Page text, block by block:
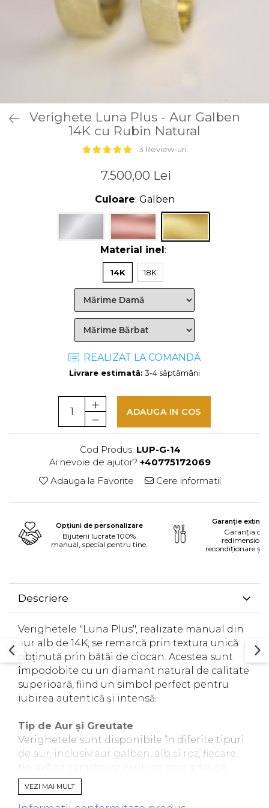
Verighete Luna Plus - Aur Galben
14K cu Rubin Natural
3 Review-uri
7.500,00 Lei
Culoare: Galben
Material inel:
14K 18K
REALIZAT LA COMANDĂ
Livrare estimată: 3-4 săptămâni
ADAUGA IN COS
Cod Produs: LUP-G-14
Ai nevoie de ajutor? +40775172069
Adauga la Favorite
Cere informatii
Opțiuni de personalizare
Bijuterii lucrate 100%
manual, special pentru tine.
Garanție
Garanția
recondiționare și
Descriere
Verighetele "Luna Plus", realizate manual din
aur alb de 14K, se remarcă prin textura unică
obținută prin bătăi de ciocan. Acestea sunt
împodobite cu un diamant natural de calitate
superioară, fiind un simbol perfect pentru
iubirea autentică și intensă.
Tip de Aur și Greutate
Verighetele sunt disponibile în diferite tipuri
de aur, inclusiv aur galben, alb și roz, fiecare
tip având caracteristici unice care adaugă
valoare și frumusețe. Greutatea unei perechi
de verighete variază între 7 și 10 grame în
VEZI MAI MULT